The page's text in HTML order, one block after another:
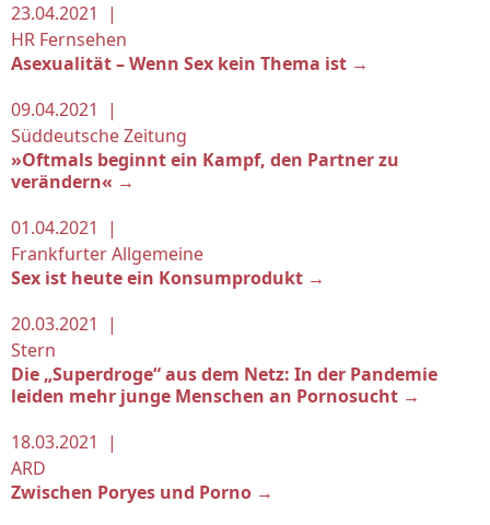
23.04.2021 |
HR Fernsehen
Asexualität – Wenn Sex kein Thema ist →
09.04.2021 |
Süddeutsche Zeitung
»Oftmals beginnt ein Kampf, den Partner zu
verändern« →
01.04.2021 |
Frankfurter Allgemeine
Sex ist heute ein Konsumprodukt →
20.03.2021 |
Stern
Die „Superdroge“ aus dem Netz: In der Pandemie
leiden mehr junge Menschen an Pornosucht →
18.03.2021 |
ARD
Zwischen Poryes und Porno →